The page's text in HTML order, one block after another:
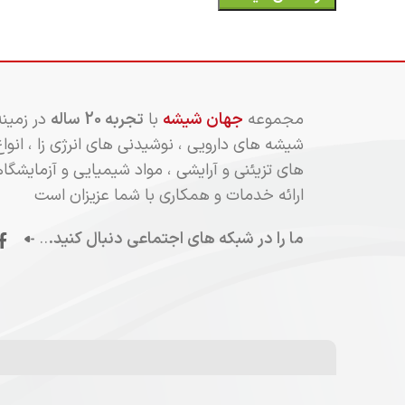
مجموعه جهان شیشه با تجربه 20 ساله
در
شیشه های دارویی ، نوشیدنی های انرژی زا ،
های تزیئنی و آرایشی ، مواد شیمیایی و
ارائه خدمات و همکاری با شما عزیزان است
ما را در شبکه های اجتماعی دنبال کنید...